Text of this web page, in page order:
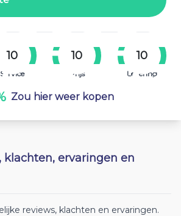
10
Service
10
Prijs
10
Levering
Zou hier weer kopen
klachten, ervaringen en
reviews, klachten en ervaringen.